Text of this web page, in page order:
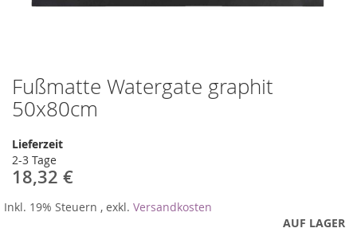
Fußmatte Watergate graphit
50x80cm
Lieferzeit
2-3 Tage
18,32 €
Inkl. 19% Steuern , exkl. Versandkosten
AUF LAGER
Zum
Anfang
der
springen